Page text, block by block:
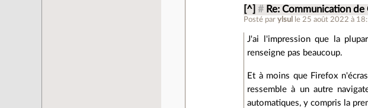
[^] # Re: Communication de
Posté parylsul le 25 août 2022 à
J'ai l'impression que la
renseigne pas beaucoup.
Et à moins que Firefox
ressemble à un autre
automatiques, y compris la